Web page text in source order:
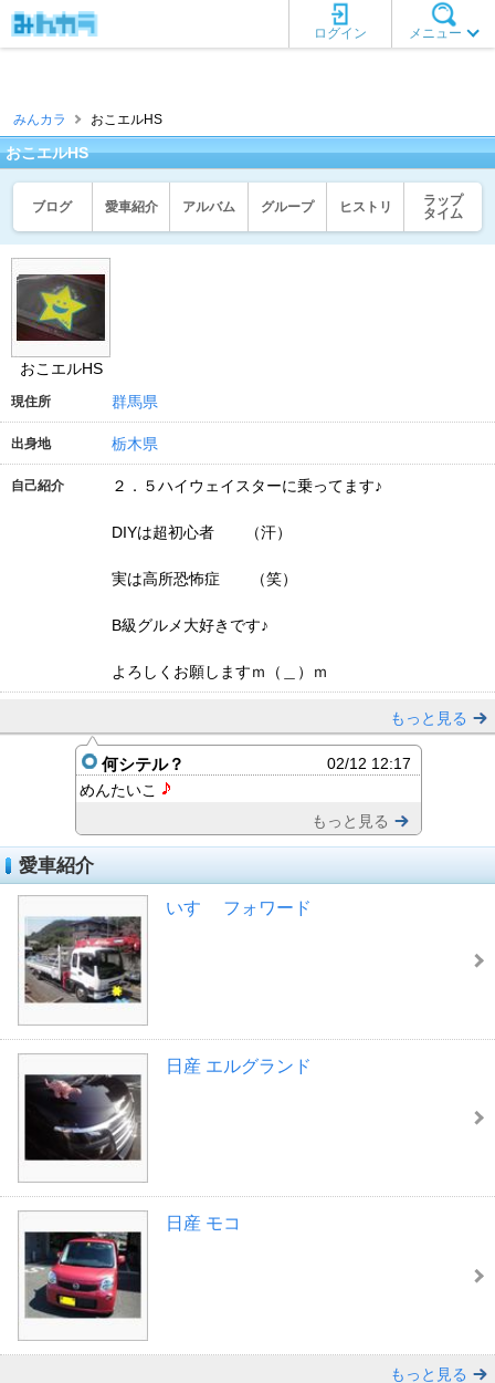
メニュー
ログイン
みんカラ おこエルHS
おこエルHS
ブログ 愛車紹介 アルバム グループ ヒストリ
ラップ
タイム
おこエルHS
現住所 群馬県
出身地 栃木県
自己紹介 ２．５ハイウェイスターに乗ってます♪
DIYは超初心者 （汗）
実は高所恐怖症 （笑）
B級グルメ大好きです♪
よろしくお願しますｍ（＿）ｍ
もっと見る
何シテル？
02/12 12:17
めんたいこ
もっと見る
愛車紹介
いすゞ フォワード
日産 エルグランド
日産 モコ
もっと見る